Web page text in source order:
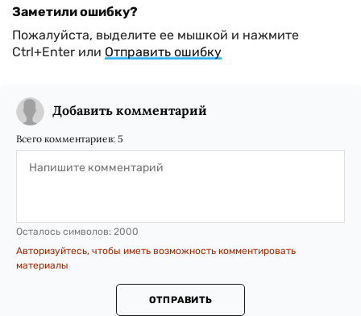
Заметили ошибку?
Пожалуйста, выделите ее мышкой и нажмите
Ctrl+Enter или Отправить ошибку
Добавить комментарий
Всего комментариев: 5
Осталось символов: 2000
Авторизуйтесь, чтобы иметь возможность комментировать
материалы
ОТПРАВИТЬ